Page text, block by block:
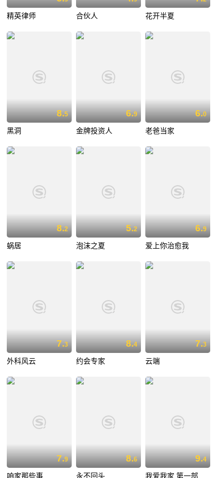
精英律师 合伙人 花开半夏
8.5
黑洞
6.9
金牌投资人
6.0
老爸当家
8.2
蜗居
5.2
泡沫之夏
6.9
爱上你治愈我
7.3
外科风云
8.4
约会专家
7.3
云端
7.9
咱家那些事
8.6
永不回头
9.4
我爱我家 第一部